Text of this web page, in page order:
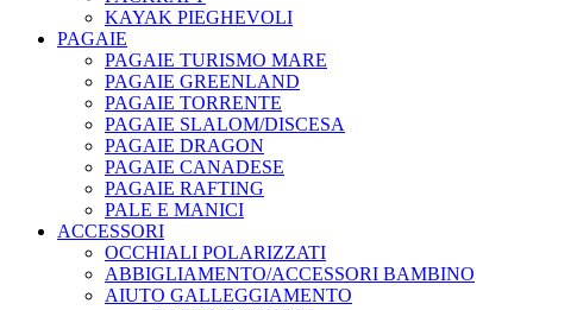
KAYAK PIEGHEVOLI
PAGAIE
PAGAIE TURISMO MARE
PAGAIE GREENLAND
PAGAIE TORRENTE
PAGAIE SLALOM/DISCESA
PAGAIE DRAGON
PAGAIE CANADESE
PAGAIE RAFTING
PALE E MANICI
ACCESSORI
OCCHIALI POLARIZZATI
ABBIGLIAMENTO/ACCESSORI BAMBINO
AIUTO GALLEGGIAMENTO